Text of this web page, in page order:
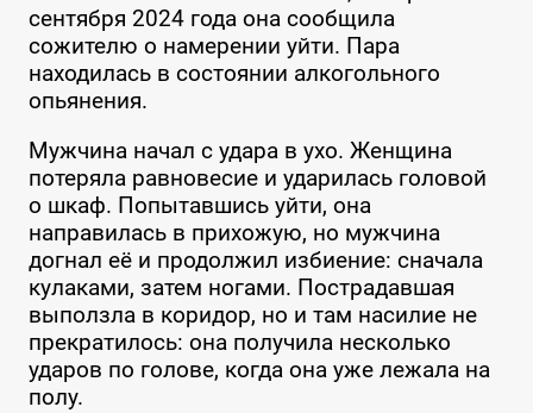
сентября 2024 года она сообщила
сожителю о намерении уйти. Пара
находилась в состоянии алкогольного
опьянения.
Мужчина начал с удара в ухо. Женщина
потеряла равновесие и ударилась головой
о шкаф. Попытавшись уйти, она
направилась в прихожую, но мужчина
догнал её и продолжил избиение: сначала
кулаками, затем ногами. Пострадавшая
выползла в коридор, но и там насилие не
прекратилось: она получила несколько
ударов по голове, когда она уже лежала на
полу.